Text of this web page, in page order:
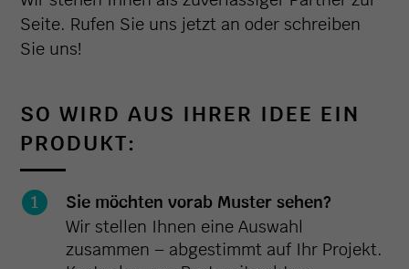
Seite. Rufen Sie uns jetzt an oder schreiben
Sie uns!
SO WIRD AUS IHRER IDEE EIN
PRODUKT:
Sie möchten vorab Muster sehen?
Wir stellen Ihnen eine Auswahl
zusammen – abgestimmt auf Ihr Projekt.